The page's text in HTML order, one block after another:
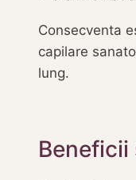
Consecventa
capilare
lung.
Beneficii